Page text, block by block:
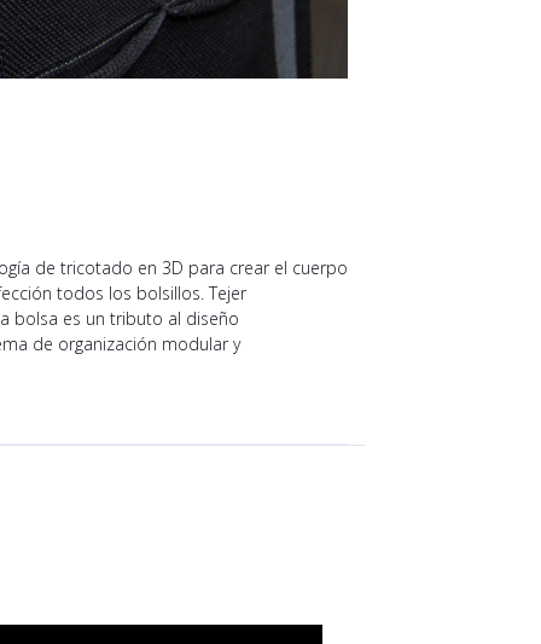
de tricotado en 3D para crear el cuerpo
todos los bolsillos. Tejer
bolsa es un tributo al diseño
de organización modular y